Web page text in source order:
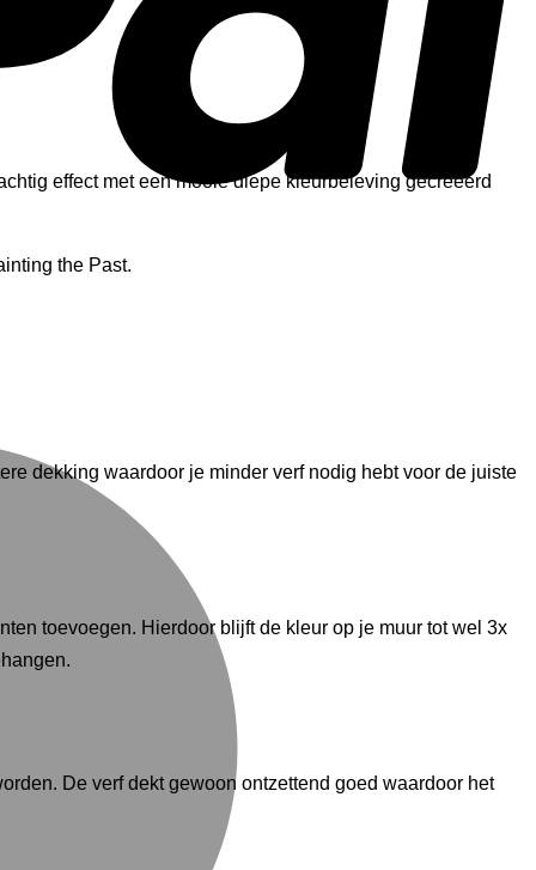
effect met een mooie diepe kleurbeleving gecreëerd
the Past.
dekking waardoor je minder verf nodig hebt voor de juiste
toevoegen. Hierdoor blijft de kleur op je muur tot wel 3x
De verf dekt gewoon ontzettend goed waardoor het